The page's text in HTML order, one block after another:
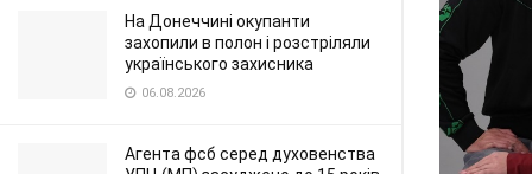
На Донеччині окупанти
захопили в полон і розстріляли
українського захисника
06.08.2026
Агента фсб серед духовенства